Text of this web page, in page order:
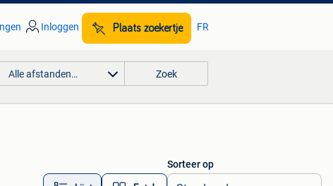
Inloggen Plaats zoekertje FR
Alle afstanden… Zoek
Sorteer op